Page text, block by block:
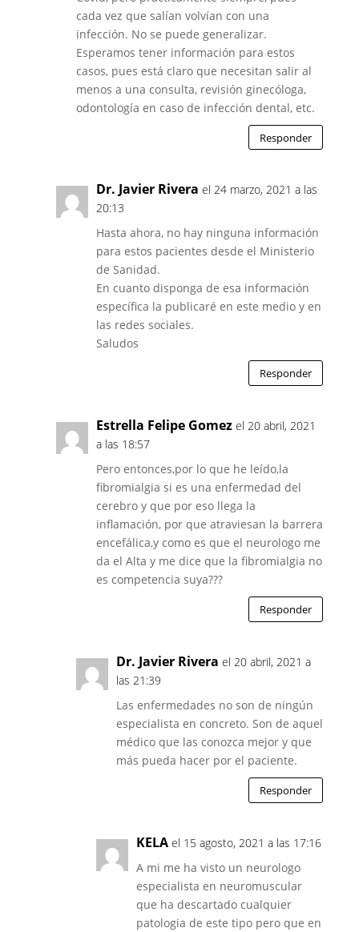
cada vez que salían volvían con una
infección. No se puede generalizar.
Esperamos tener información para estos
casos, pues está claro que necesitan salir al
menos a una consulta, revisión ginecóloga,
odontología en caso de infección dental, etc.
Responder
Dr. Javier Rivera el 24 marzo, 2021 a las
20:13
Hasta ahora, no hay ninguna información
para estos pacientes desde el Ministerio
de Sanidad.
En cuanto disponga de esa información
específica la publicaré en este medio y en
las redes sociales.
Saludos
Responder
Estrella Felipe Gomez el 20 abril, 2021
a las 18:57
Pero entonces,por lo que he leído,la
fibromialgia si es una enfermedad del
cerebro y que por eso llega la
inflamación, por que atraviesan la barrera
encefálica,y como es que el neurologo me
da el Alta y me dice que la fibromialgia no
es competencia suya???
Responder
Dr. Javier Rivera el 20 abril, 2021 a
las 21:39
Las enfermedades no son de ningún
especialista en concreto. Son de aquel
médico que las conozca mejor y que
más pueda hacer por el paciente.
Responder
KELA el 15 agosto, 2021 a las 17:16
A mi me ha visto un neurologo
especialista en neuromuscular
que ha descartado cualquier
patologia de este tipo pero que en